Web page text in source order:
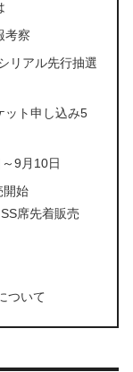
考察
リアル先行抽選
ット申し込み5
9月10日
始
席先着販売
ついて